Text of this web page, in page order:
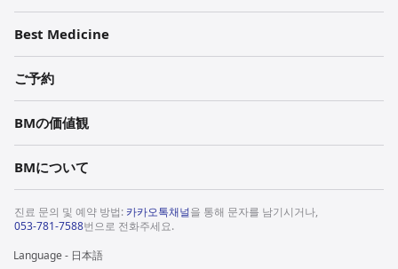
Best Medicine
ご予約
BMの価値観
BMについて
진료 문의 및 예약 방법: 카카오톡채널을 통해 문자를 남기시거나,
053-781-7588번으로 전화주세요.
Language - 日本語